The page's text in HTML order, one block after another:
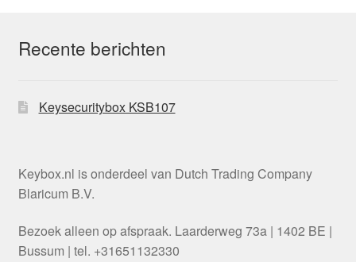
Recente berichten
Keysecuritybox KSB107
Keybox.nl is onderdeel van Dutch Trading Company
Blaricum B.V.
Bezoek alleen op afspraak. Laarderweg 73a | 1402 BE |
Bussum | tel. +31651132330